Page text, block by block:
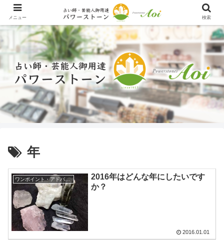
年
ワンポイント・アドバイス
2016年はどんな年にしたいです
か？
2016.01.01
メニュー 検索